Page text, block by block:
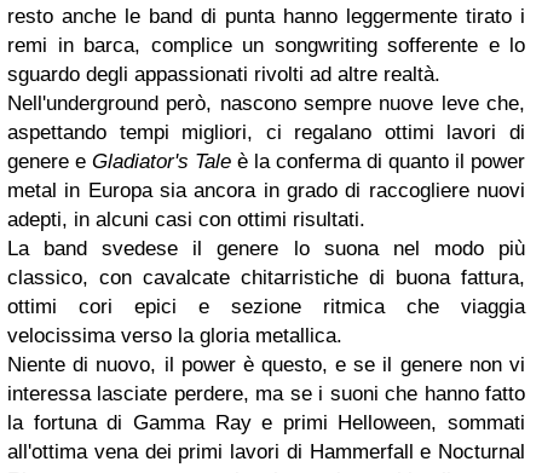
resto anche le band di punta hanno leggermente tirato i
remi in barca, complice un songwriting sofferente e lo
sguardo degli appassionati rivolti ad altre realtà.
Nell'underground però, nascono sempre nuove leve che,
aspettando tempi migliori, ci regalano ottimi lavori di
genere e Gladiator's Tale è la conferma di quanto il power
metal in Europa sia ancora in grado di raccogliere nuovi
adepti, in alcuni casi con ottimi risultati.
La band svedese il genere lo suona nel modo più
classico, con cavalcate chitarristiche di buona fattura,
ottimi cori epici e sezione ritmica che viaggia
velocissima verso la gloria metallica.
Niente di nuovo, il power è questo, e se il genere non vi
interessa lasciate perdere, ma se i suoni che hanno fatto
la fortuna di Gamma Ray e primi Helloween, sommati
all'ottima vena dei primi lavori di Hammerfall e Nocturnal